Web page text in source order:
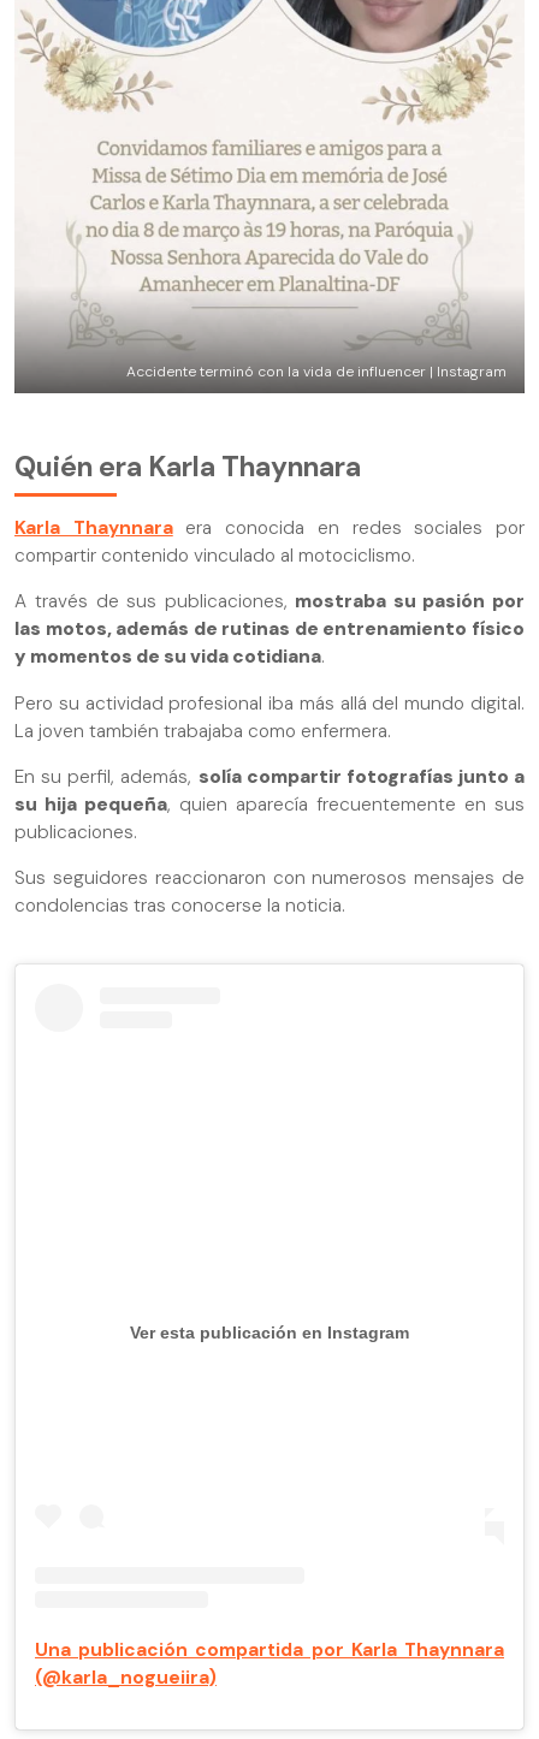
Accidente terminó con la vida de influencer | Instagram
Quién era Karla Thaynnara
Karla Thaynnaraera conocida en redes sociales por
compartir contenido vinculado al motociclismo.
A través de sus publicaciones, mostraba su pasión por
las motos, además de rutinas de entrenamiento físico
y momentos de su vida cotidiana.
Pero su actividad profesional iba más allá del mundo digital.
La joven también trabajaba como enfermera.
En su perfil, además, solía compartir fotografías junto a
su hija pequeña, quien aparecía frecuentemente en sus
publicaciones.
Sus seguidores reaccionaron con numerosos mensajes de
condolencias tras conocerse la noticia.
Ver esta publicación en Instagram
Una publicación compartida por Karla Thaynnara
(@karla_nogueiira)